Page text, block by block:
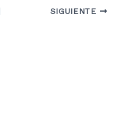
SIGUIENTE